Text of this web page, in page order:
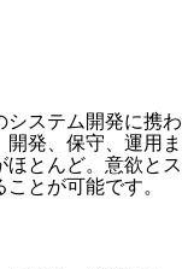
システム開発に携わ
発、保守、運用ま
とんど。意欲とス
とが可能です。